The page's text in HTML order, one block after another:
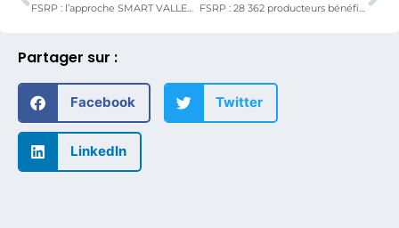
Partager sur :
Facebook Twitter
LinkedIn
FSRP : l’approche SMART VALLEYS enseigné à 120 producteurs de riz à travers la formation de 20 riziculteurs pilotes pour son appropriation et son extension FSRP : 28 362 producteurs bénéficient des semences certifiées et engrais acquis dans le cadre du GAFSP